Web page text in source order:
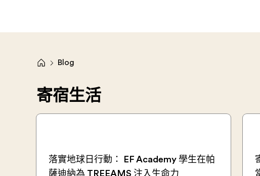
Blog
寄宿生活
落實地球日行動： EF Academy 學生在帕
薩迪納為 TREEAMS 注入生命力